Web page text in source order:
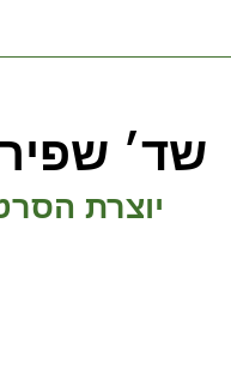
שד׳
יוצרת